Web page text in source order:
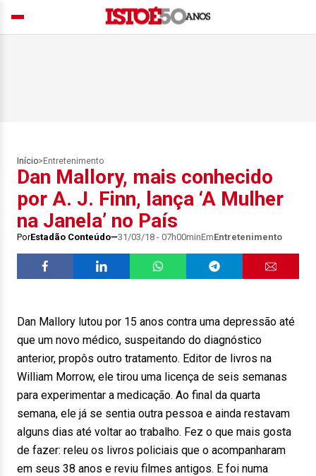
Início> Entretenimento
Dan Mallory, mais conhecido
por A. J. Finn, lança ‘A Mulher
na Janela’ no País
PorEstadão Conteúdo 31/03/18 - 07h00minEmEntretenimento
Dan Mallory lutou por 15 anos contra uma depressão até
que um novo médico, suspeitando do diagnóstico
anterior, propôs outro tratamento. Editor de livros na
William Morrow, ele tirou uma licença de seis semanas
para experimentar a medicação. Ao final da quarta
semana, ele já se sentia outra pessoa e ainda restavam
alguns dias até voltar ao trabalho. Fez o que mais gosta
de fazer: releu os livros policiais que o acompanharam
em seus 38 anos e reviu filmes antigos. E foi numa